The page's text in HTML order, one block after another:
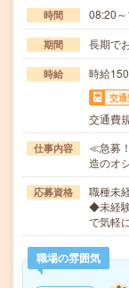
時間 08:20
期間 長期で
時給 時給
交
交通費
仕事内容
≪急募
造のオ
応募資格
職種未
◆未経
で気軽
職場の雰囲気